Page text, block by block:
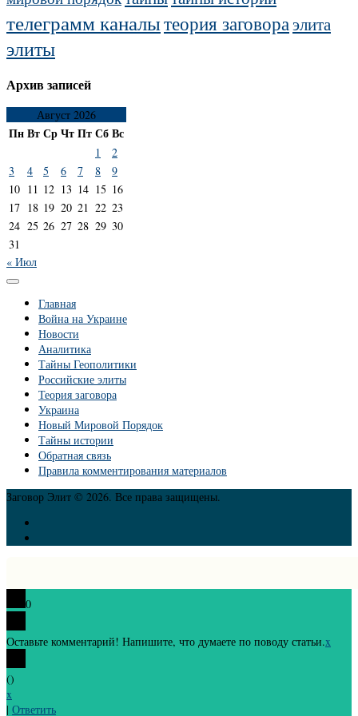
телеграмм каналытеория заговораэлита
элиты
Архив записей
Август 2026
ПнВтСрЧтПтСбВс
1
2
3
4 5 6 7 8
9
10 11 12 13 14 15 16
17 18 19 20 21 22 23
24 25 26 27 28 29 30
31
« Июл
Главная
Война на Украине
Новости
Аналитика
Тайны Геополитики
Российские элиты
Теория заговора
Украина
Новый Мировой Порядок
Тайны истории
Обратная связь
Правила комментирования материалов
Заговор Элит © 2026. Все права защищены.
0
Оставьте комментарий! Напишите, что думаете по поводу статьи.x
()
x
| Ответить